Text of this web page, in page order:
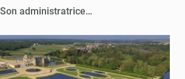
administratrice…